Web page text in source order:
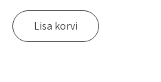
Lisa korvi